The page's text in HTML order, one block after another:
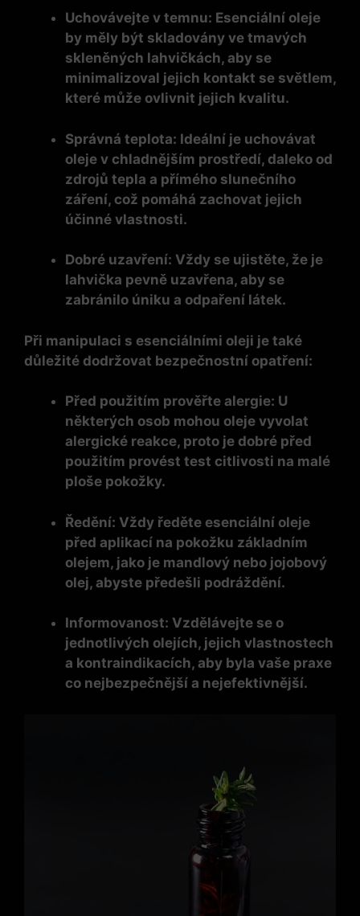
Uchovávejte v temnu: Esenciální oleje
by měly být skladovány ve tmavých
skleněných lahvičkách, aby se
minimalizoval jejich kontakt se světlem,
které může ovlivnit jejich kvalitu.
Správná teplota: Ideální je uchovávat
oleje v chladnějším prostředí, daleko od
zdrojů tepla a přímého slunečního
záření, což pomáhá zachovat jejich
účinné vlastnosti.
Dobré uzavření: Vždy se ujistěte, že je
lahvička pevně uzavřena, aby se
zabránilo úniku a odpaření látek.
Při manipulaci s esenciálními oleji je také
důležité dodržovat bezpečnostní opatření:
Před použitím prověřte alergie: U
některých osob mohou oleje vyvolat
alergické reakce, proto je dobré před
použitím provést test citlivosti na malé
ploše pokožky.
Ředění: Vždy ředěte esenciální oleje
před aplikací na pokožku základním
olejem, jako je mandlový nebo jojobový
olej, abyste předešli podráždění.
Informovanost: Vzdělávejte se o
jednotlivých olejích, jejich vlastnostech
a kontraindikacích, aby byla vaše praxe
co nejbezpečnější a nejefektivnější.